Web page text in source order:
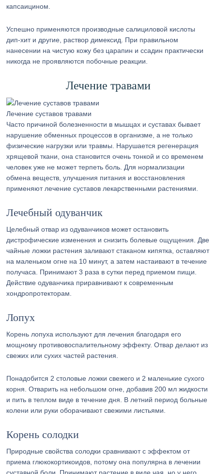
капсаицином.
Успешно применяются производные салициловой кислоты
дип-хит и другие, раствор димексид. При правильном
нанесении на чистую кожу без царапин и ссадин практически
никогда не проявляются побочные реакции.
Лечение травами
Лечение суставов травами
Часто причиной болезненности в мышцах и суставах бывает
нарушение обменных процессов в организме, а не только
физические нагрузки или травмы. Нарушается регенерация
хрящевой ткани, она становится очень тонкой и со временем
человек уже не может терпеть боль. Для нормализации
обмена веществ, улучшения питания и восстановления
применяют лечение суставов лекарственными растениями.
Лечебный одуванчик
Целебный отвар из одуванчиков может остановить
дистрофические изменения и снизить болевые ощущения. Две
чайные ложки растения заливают стаканом кипятка, оставляют
на маленьком огне на 10 минут, а затем настаивают в течение
получаса. Принимают 3 раза в сутки перед приемом пищи.
Действие одуванчика приравнивают к современным
хондропротекторам.
Лопух
Корень лопуха используют для лечения благодаря его
мощному противовоспалительному эффекту. Отвар делают из
свежих или сухих частей растения.
Понадобится 2 столовые ложки свежего и 2 маленькие сухого
корня. Отварить на небольшом огне, добавив 200 мл жидкости
и пить в теплом виде в течение дня. В летний период больные
колени или руки оборачивают свежими листьями.
Корень солодки
Природные свойства солодки сравнивают с эффектом от
приема глюкокортикоидов, потому она популярна в лечении